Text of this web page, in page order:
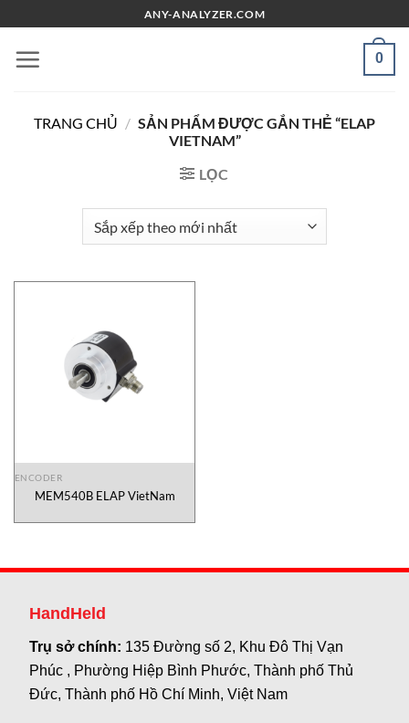
đến
nội
ANY-ANALYZER.COM
0
TRANG CHỦ / SẢN PHẨM ĐƯỢC GẮN THẺ “ELAP
VIETNAM”
LỌC
ENCODER
MEM540B ELAP VietNam
HandHeld
Trụ sở chính: 135 Đường số 2, Khu Đô Thị Vạn
Phúc , Phường Hiệp Bình Phước, Thành phố Thủ
Đức, Thành phố Hồ Chí Minh, Việt Nam